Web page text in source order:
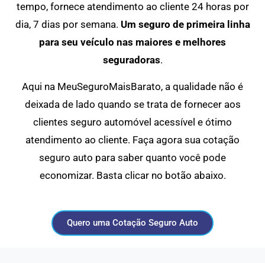
tempo, fornece atendimento ao cliente 24 horas por
dia, 7 dias por semana. Um seguro de primeira linha
para seu veículo nas maiores e melhores
seguradoras.
Aqui na MeuSeguroMaisBarato, a qualidade não é
deixada de lado quando se trata de fornecer aos
clientes seguro automóvel acessível e ótimo
atendimento ao cliente. Faça agora sua cotação
seguro auto para saber quanto você pode
economizar. Basta clicar no botão abaixo.
Quero uma Cotação Seguro Auto